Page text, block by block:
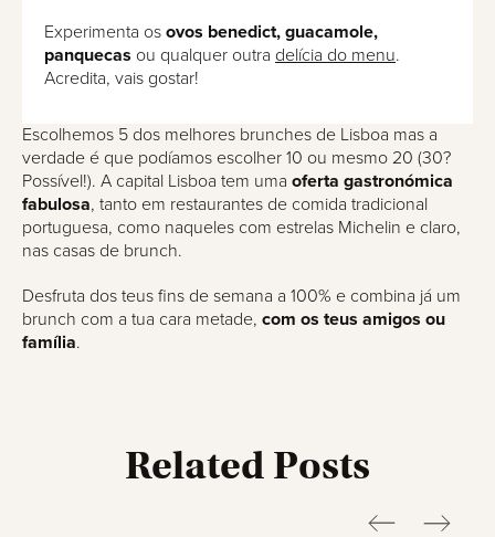
Experimenta os ovos benedict, guacamole,
panquecas ou qualquer outra delícia do menu.
Acredita, vais gostar!
Escolhemos 5 dos melhores brunches de Lisboa mas a
verdade é que podíamos escolher 10 ou mesmo 20 (30?
Possível!). A capital Lisboa tem uma oferta gastronómica
fabulosa, tanto em restaurantes de comida tradicional
portuguesa, como naqueles com estrelas Michelin e claro,
nas casas de brunch.
Desfruta dos teus fins de semana a 100% e combina já um
brunch com a tua cara metade, com os teus amigos ou
família.
Related Posts